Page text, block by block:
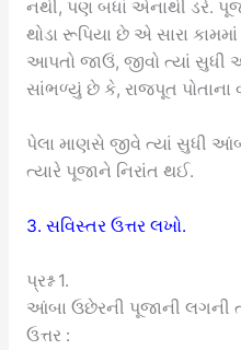
નથી, પણ બધાં એનાથી ડરે.
થોડા રૂપિયા છે એ સારા
આપતો જાઉં, જીવો ત્યાં
સાંભળ્યું છે કે, રાજપૂત
પેલા માણસે જીવે ત્યાં સુધી
ત્યારે પૂજાને નિરાંત થઈ.
3. સવિસ્તર ઉત્તર લખો.
પ્રશ્ન 1.
આંબા ઉછેરની પૂજાની લગની
ઉત્તર :